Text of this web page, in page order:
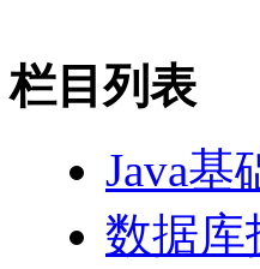
栏目列表
Java基
数据库